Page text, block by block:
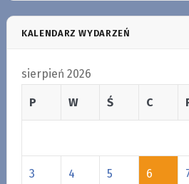
KALENDARZ WYDARZEŃ
sierpień 2026
P W Ś C
3 4 5 6